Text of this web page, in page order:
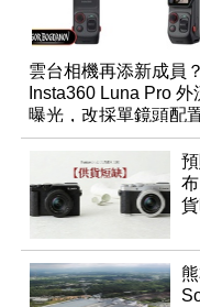
雲台相機再添新成員？
Insta360 Luna Pro 外
曝光，改採單鏡頭配